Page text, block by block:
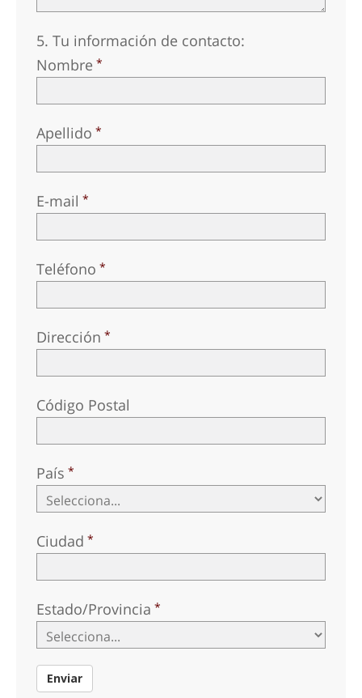
5. Tu información de contacto:
Nombre
Apellido
E-mail
Teléfono
Dirección
Código Postal
País
Ciudad
Estado/Provincia
Enviar